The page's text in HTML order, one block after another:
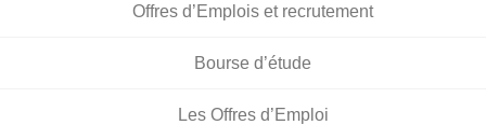
Offres d’Emplois et recrutement
Bourse d’étude
Les Offres d’Emploi